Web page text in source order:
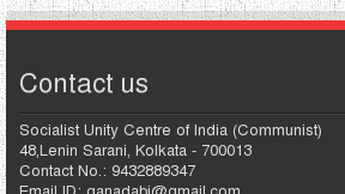
Contact us
Socialist Unity Centre of India (Communist)
48,Lenin Sarani, Kolkata - 700013
Contact No.: 9432889347